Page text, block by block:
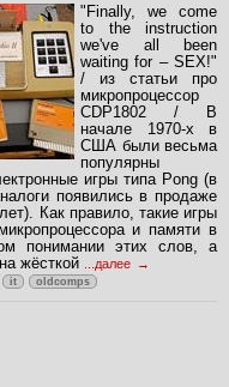
"Finally, we come
to the instruction
we've all been
waiting for – SEX!"
/ из статьи про
микропроцессор
CDP1802 / В
начале 1970-х в
США были весьма
популярны
игры типа Pong (в
появились в продаже
Как правило, такие игры
и памяти в
понимании этих слов, а
жёсткой
...далее
it oldcomps